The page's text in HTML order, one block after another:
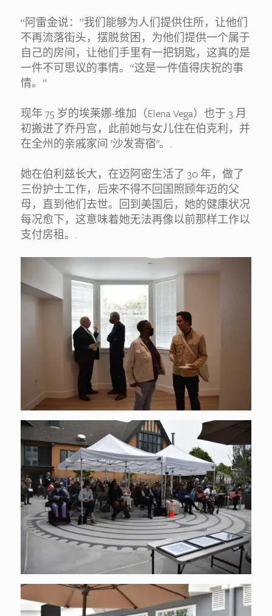
“阿雷金说：”我们能够为人们提供住所，让他们
不再流落街头，摆脱贫困，为他们提供一个属于
自己的房间，让他们手里有一把钥匙，这真的是
一件不可思议的事情。“这是一件值得庆祝的事
情。”
现年 75 岁的埃莱娜-维加（Elena Vega）也于 3 月
初搬进了乔丹宫，此前她与女儿住在伯克利，并
在全州的亲戚家间 ’沙发寄宿"。.
她在伯利兹长大，在迈阿密生活了 30 年，做了
三份护士工作，后来不得不回国照顾年迈的父
母，直到他们去世。回到美国后，她的健康状况
每况愈下，这意味着她无法再像以前那样工作以
支付房租。.